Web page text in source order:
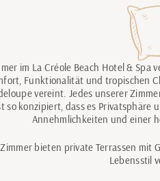
im La Créole Beach Hotel & Spa
Funktionalität und tropischen
vereint. Jedes unserer
so konzipiert, dass es
Annehmlichkeiten und einer
bieten private Terrassen mit
Lebensstil